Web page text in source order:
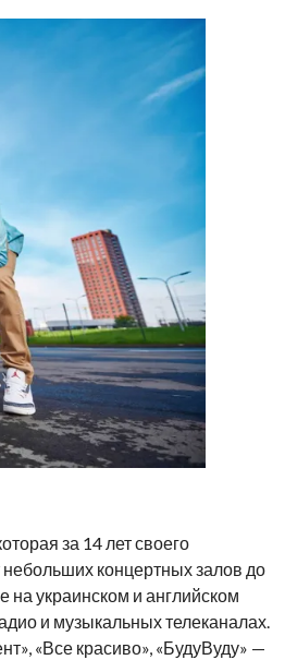
за 14 лет своего
концертных залов до
на украинском и английском
и музыкальных телеканалах.
«Все красиво», «БудуВуду» —